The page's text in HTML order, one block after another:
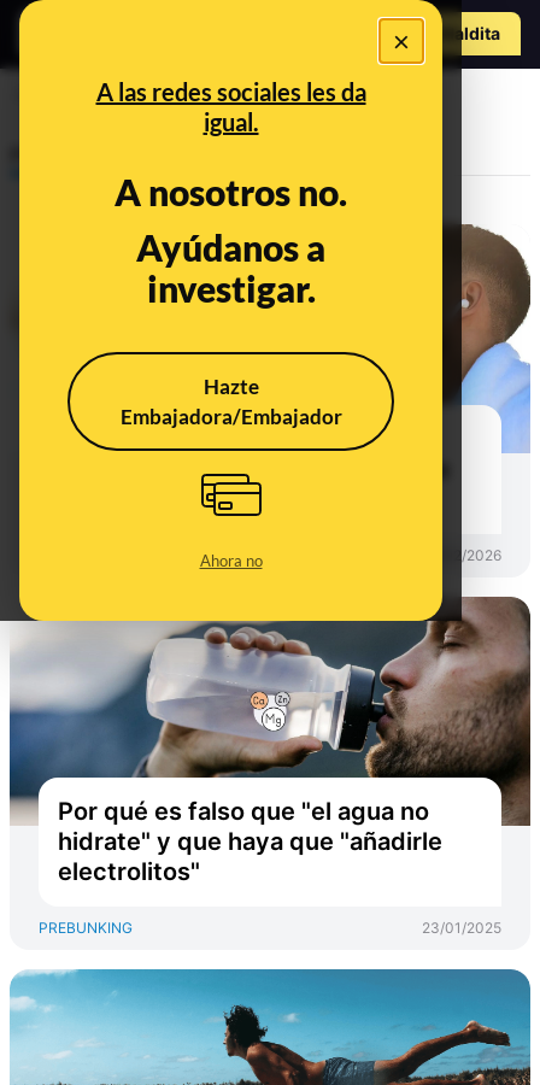
×
A las redes sociales les da
igual.
A nosotros no.
Ayúdanos a
investigar.
Hazte
Embajadora/Embajador
Ahora no
Hazte Maldito
a
electrolitos
Qué es mejor beber después de
hacer deporte según la evidencia
11/02/2026
Por qué es falso que "el agua no
hidrate" y que haya que "añadirle
electrolitos"
PREBUNKING 23/01/2025